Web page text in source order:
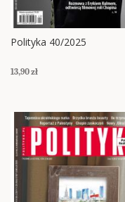
Polityka 40/2025
13,90 zł